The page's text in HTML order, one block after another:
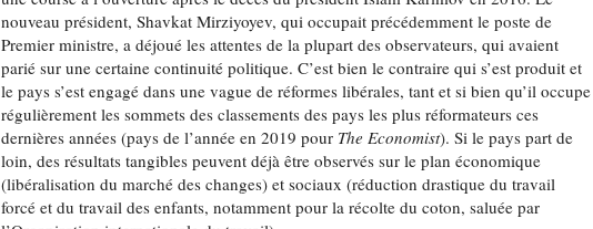
nouveau président, Shavkat Mirziyoyev, qui occupait précédemment le poste de
Premier ministre, a déjoué les attentes de la plupart des observateurs, qui avaient
parié sur une certaine continuité politique. C’est bien le contraire qui s’est produit et
le pays s’est engagé dans une vague de réformes libérales, tant et si bien qu’il occupe
régulièrement les sommets des classements des pays les plus réformateurs ces
dernières années (pays de l’année en 2019 pour The Economist). Si le pays part de
loin, des résultats tangibles peuvent déjà être observés sur le plan économique
(libéralisation du marché des changes) et sociaux (réduction drastique du travail
forcé et du travail des enfants, notamment pour la récolte du coton, saluée par